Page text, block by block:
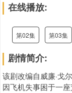
在线播放:
第02集 第03集
剧情简介:
该剧改编自威廉·戈
因飞机失事困于一